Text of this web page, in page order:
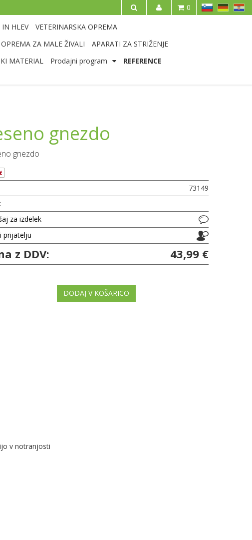
SL HR
0
IN HLEV
VETERINARSKA OPREMA
OPREMA ZA MALE ŽIVALI
APARATI ZA STRIŽENJE
MATERIAL Prodajni program REFERENCE
gnezdo
gnezdo
73149
za izdelek
prijatelju
z DDV: 43,99 €
DODAJ V KOŠARICO
v notranjosti